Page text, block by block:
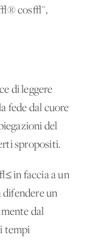
√® cos√¨,
di leggere
fede dal cuore
del
spropositi.
in faccia a un
difendere un
dal
tempi